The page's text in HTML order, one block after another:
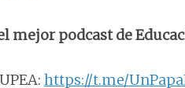
mejor podcast de
https://t.me/